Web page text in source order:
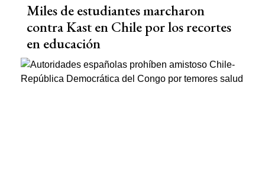
Miles de estudiantes marcharon
contra Kast en Chile por los recortes
en educación